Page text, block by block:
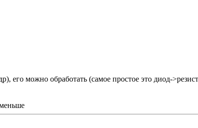
его можно обработать (самое простое это диод-